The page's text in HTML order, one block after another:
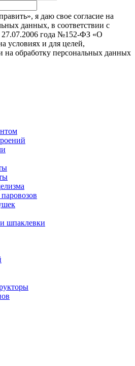
я даю свое согласие на
данных, в соответствии с
года №152-ФЗ «О
условиях и для целей,
на обработку персональных данных
шпаклевки